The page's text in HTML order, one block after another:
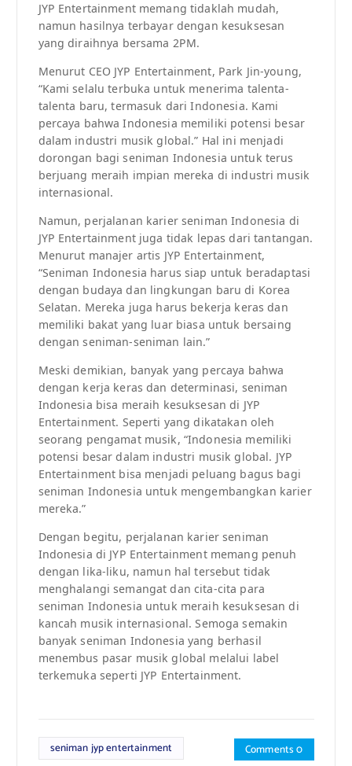
JYP Entertainment memang tidaklah mudah,
namun hasilnya terbayar dengan kesuksesan
yang diraihnya bersama 2PM.
Menurut CEO JYP Entertainment, Park Jin-young,
“Kami selalu terbuka untuk menerima talenta-
talenta baru, termasuk dari Indonesia. Kami
percaya bahwa Indonesia memiliki potensi besar
dalam industri musik global.” Hal ini menjadi
dorongan bagi seniman Indonesia untuk terus
berjuang meraih impian mereka di industri musik
internasional.
Namun, perjalanan karier seniman Indonesia di
JYP Entertainment juga tidak lepas dari tantangan.
Menurut manajer artis JYP Entertainment,
“Seniman Indonesia harus siap untuk beradaptasi
dengan budaya dan lingkungan baru di Korea
Selatan. Mereka juga harus bekerja keras dan
memiliki bakat yang luar biasa untuk bersaing
dengan seniman-seniman lain.”
Meski demikian, banyak yang percaya bahwa
dengan kerja keras dan determinasi, seniman
Indonesia bisa meraih kesuksesan di JYP
Entertainment. Seperti yang dikatakan oleh
seorang pengamat musik, “Indonesia memiliki
potensi besar dalam industri musik global. JYP
Entertainment bisa menjadi peluang bagus bagi
seniman Indonesia untuk mengembangkan karier
mereka.”
Dengan begitu, perjalanan karier seniman
Indonesia di JYP Entertainment memang penuh
dengan lika-liku, namun hal tersebut tidak
menghalangi semangat dan cita-cita para
seniman Indonesia untuk meraih kesuksesan di
kancah musik internasional. Semoga semakin
banyak seniman Indonesia yang berhasil
menembus pasar musik global melalui label
terkemuka seperti JYP Entertainment.
seniman jyp entertainment Comments 0